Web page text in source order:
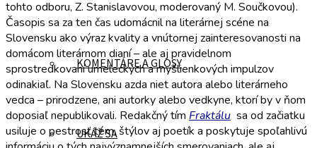
KOMENTÁRE A GLOSY
UKÁŽ SA
tohto odboru, Z. Stanislavovou, moderovaný M. Součkovou).
Časopis sa za ten čas udomácnil na literárnej scéne na
Slovensku ako výraz kvality a vnútornej zainteresovanosti na
domácom literárnom dianí – ale aj pravidelnom
sprostredkovaní umeleckých a myšlienkových impulzov
odinakiaľ. Na Slovensku azda niet autora alebo literárneho
vedca – prirodzene, ani autorky alebo vedkyne, ktorí by v ňom
doposiaľ nepublikovali. Redakčný tím Fraktálu sa od začiatku
usiluje o pestrosť tém, štýlov aj poetík a poskytuje spoľahlivú